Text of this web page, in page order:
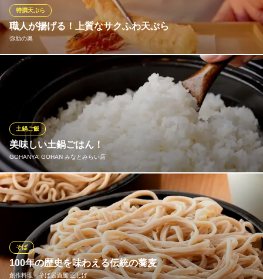
の移り変わりを愛でつつ、いつまでも心に残るひと時をお過ごし
ください。
大志満 横浜みなとみらい店
和食レストラン
みなとみらい線みなとみらい駅 徒歩3分
神奈川県横浜市西区みなとみらい2-3-7 横浜ベイホテル東急1F
職人が揚げる！上質なサクふわ天ぷら
弥助の奥
特撰天ぷら
「弥助の奥」の職人技が光る特選天ぷら。素材ごとに衣の厚さや
火入れを調整し、旬の旨味を最大限に閉じ込めました。薄い衣が
奏でる軽やかな食感と、溢れ出す素材の瑞々しさはまさに逸品。
横浜の夜景が楽しめるお席で、揚げたてならではの贅沢な香りと
黄金色の輝きを、厳選された日本酒と共にお楽しみ下さい。
弥助の奥
夜景×天ぷら
ＪＲ根岸線桜木町駅 徒歩1分
神奈川県横浜市中区桜木町1-101-1 クロスゲート ワシントンホテル 4F
美味しい土鍋ごはん！
GOHANYA’ GOHAN みなとみらい店
土鍋ご飯
当店のごはんは、五つ星のお米マイスターが選んだお米を土鍋で
炊いています。ごはんを美味しく食べる為に、「ごはんに合う」
にこだわり、お肉やお魚の漬け込みに東北地方の漬け床、発酵調
味料の『三五八』を使用しています。麹の優しい自然の甘みを活
かして、タレなどにも『三五八』を使用しています。
GOHANYA’ GOHAN みなとみらい店
100年の歴史を味わえる伝統の蕎麦
創作料理・そば居酒屋 正しげ
そば